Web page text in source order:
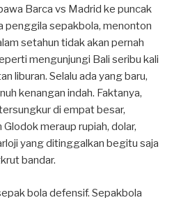
Barca vs Madrid ke puncak
penggila sepakbola, menonton
setahun tidak akan pernah
mengunjungi Bali seribu kali
liburan. Selalu ada yang baru,
kenangan indah. Faktanya,
di empat besar,
meraup rupiah, dolar,
yang ditinggalkan begitu saja
bandar.
bola defensif. Sepakbola